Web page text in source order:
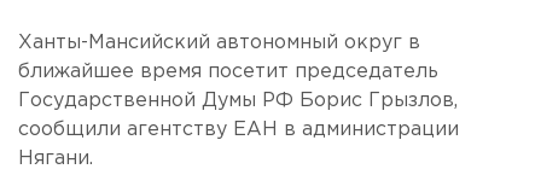
Ханты-Мансийский автономный округ в
ближайшее время посетит председатель
Государственной Думы РФ Борис Грызлов,
сообщили агентству ЕАН в администрации
Нягани.